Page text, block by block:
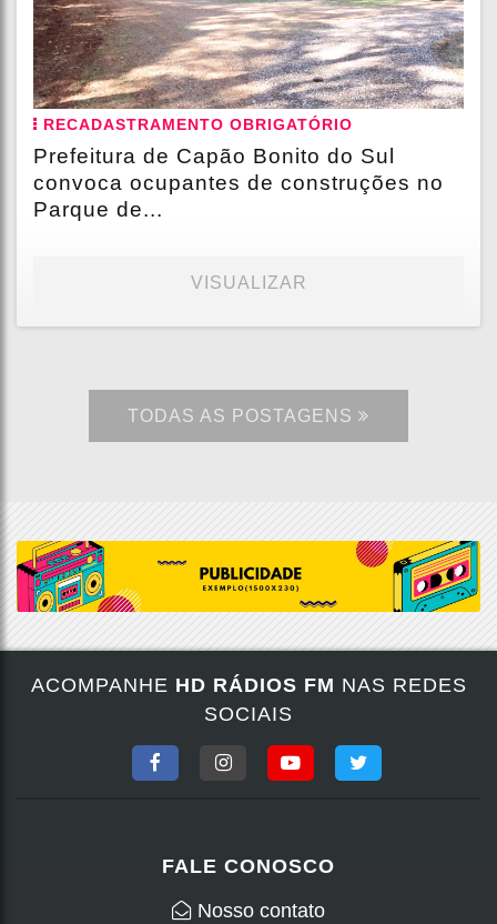
RECADASTRAMENTO OBRIGATÓRIO
Prefeitura de Capão Bonito do Sul
convoca ocupantes de construções no
Parque de...
VISUALIZAR
TODAS AS POSTAGENS
ACOMPANHE HD RÁDIOS FM NAS REDES
SOCIAIS
FALE CONOSCO
Nosso contato